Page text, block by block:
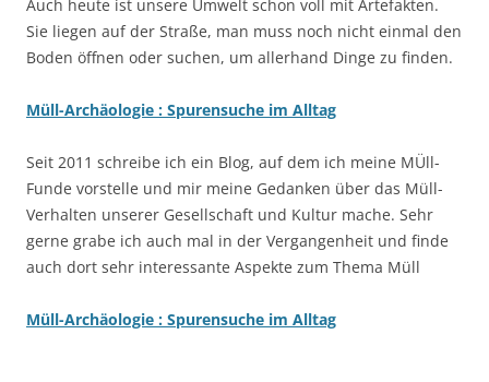
Auch heute ist unsere Umwelt schon voll mit Artefakten.
Sie liegen auf der Straße, man muss noch nicht einmal den
Boden öffnen oder suchen, um allerhand Dinge zu finden.
Müll-Archäologie : Spurensuche im Alltag
Seit 2011 schreibe ich ein Blog, auf dem ich meine MÜll-
Funde vorstelle und mir meine Gedanken über das Müll-
Verhalten unserer Gesellschaft und Kultur mache. Sehr
gerne grabe ich auch mal in der Vergangenheit und finde
auch dort sehr interessante Aspekte zum Thema Müll
Müll-Archäologie : Spurensuche im Alltag